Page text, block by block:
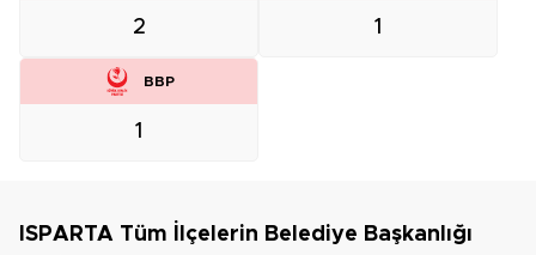
2 1
BBP
1
ISPARTA Tüm İlçelerin Belediye Başkanlığı